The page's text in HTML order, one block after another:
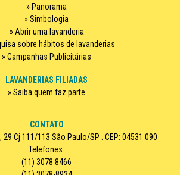
Panorama
Simbologia
Abrir uma lavanderia
sobre hábitos de lavanderias
Campanhas Publicitárias
LAVANDERIAS FILIADAS
Saiba quem faz parte
CONTATO
29 Cj 111/113 São Paulo/SP . CEP: 04531 090
Telefones:
(11) 3078 8466